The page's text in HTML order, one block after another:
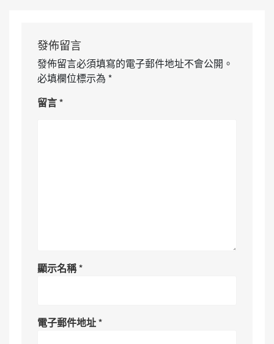
發佈留言
發佈留言必須填寫的電子郵件地址不會公開。
必填欄位標示為 *
留言*
顯示名稱*
電子郵件地址*